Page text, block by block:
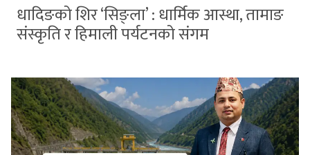
धादिङको शिर ‘सिङ्ला’ : धार्मिक आस्था, तामाङ
संस्कृति र हिमाली पर्यटनको संगम